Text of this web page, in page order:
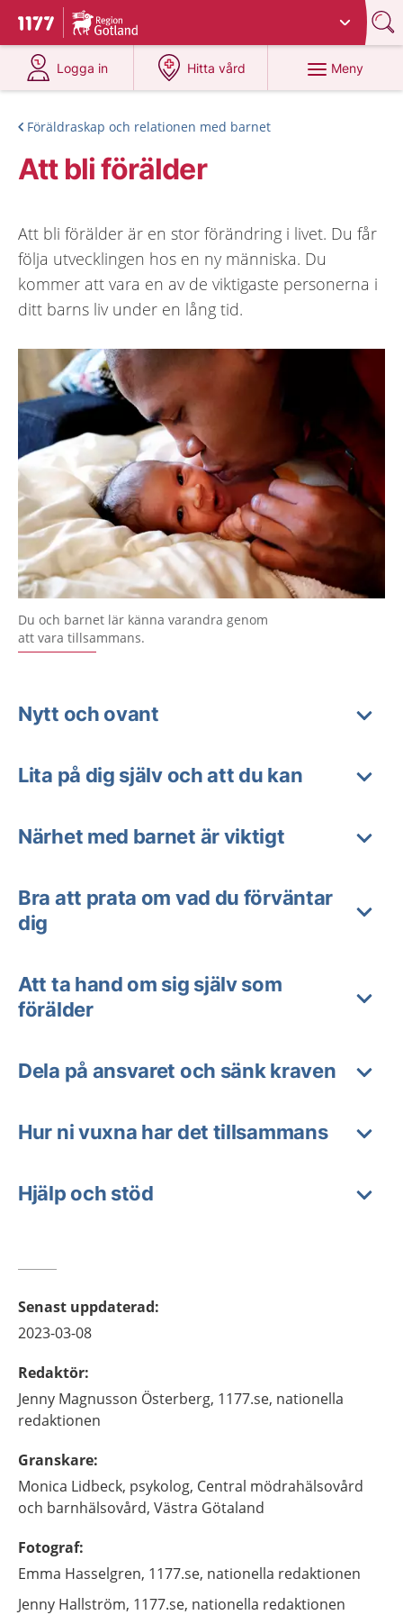
Till startsidan för 1177
Du har valt region
Logga in
på 1177.se
Hitta vård
på 1177.se
Meny
Föräldraskap och relationen med barnet
Att bli förälder
Att bli förälder är en stor förändring i livet. Du får
följa utvecklingen hos en ny människa. Du
kommer att vara en av de viktigaste personerna i
ditt barns liv under en lång tid.
Du och barnet lär känna varandra genom
att vara tillsammans.
Nytt och ovant
Lita på dig själv och att du kan
Närhet med barnet är viktigt
Bra att prata om vad du förväntar
dig
Att ta hand om sig själv som
förälder
Dela på ansvaret och sänk kraven
Hur ni vuxna har det tillsammans
Hjälp och stöd
Senast uppdaterad:
2023-03-08
Redaktör:
Jenny Magnusson Österberg, 1177.se, nationella
redaktionen
Granskare:
Monica Lidbeck, psykolog, Central mödrahälsovård
och barnhälsovård, Västra Götaland
Fotograf:
Emma Hasselgren, 1177.se, nationella redaktionen
Jenny Hallström, 1177.se, nationella redaktionen